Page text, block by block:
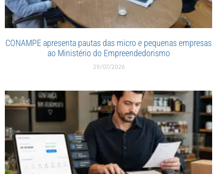
CONAMPE apresenta pautas das micro e pequenas empresas
ao Ministério do Empreendedorismo
29/07/2026